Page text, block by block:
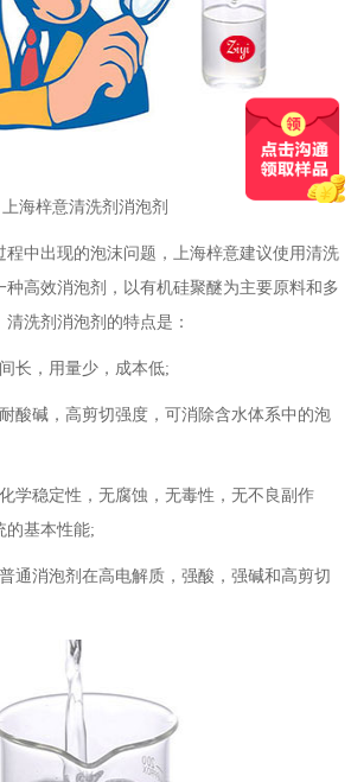
上海梓意清洗剂消泡剂
中出现的泡沫问题，上海梓意建议使用清洗
种高效消泡剂，以有机硅聚醚为主要原料和多
洗剂消泡剂的特点是：
，用量少，成本低;
碱，高剪切强度，可消除含水体系中的泡
稳定性，无腐蚀，无毒性，无不良副作
的基本性能;
消泡剂在高电解质，强酸，强碱和高剪切